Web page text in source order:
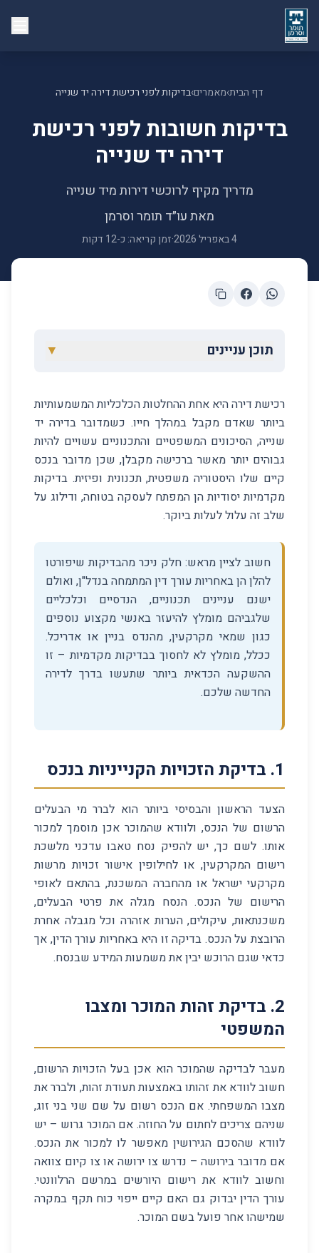
דף הבית›מאמרים›בדיקות לפני רכישת דירה יד שנייה
בדיקות חשובות לפני רכישת
דירה יד שנייה
מדריך מקיף לרוכשי דירות מיד שנייה
מאתעו״ד תומר וסרמן
4 באפריל 2026 ·זמן קריאה: כ-12 דקות
תוכן עניינים ▼
רכישת דירה היא אחת ההחלטות הכלכליות המשמעותיות
ביותר שאדם מקבל במהלך חייו. כשמדובר בדירה יד
שנייה, הסיכונים המשפטיים והתכנוניים עשויים להיות
גבוהים יותר מאשר ברכישה מקבלן, שכן מדובר בנכס
קיים שלו היסטוריה משפטית, תכנונית ופיזית. בדיקות
מקדמיות יסודיות הן המפתח לעסקה בטוחה, ודילוג על
שלב זה עלול לעלות ביוקר.
חשוב לציין מראש: חלק ניכר מהבדיקות שיפורטו
להלן הן באחריות עורך דין המתמחה בנדל"ן, ואולם
ישנם עניינים תכנוניים, הנדסיים וכלכליים
שלגביהם מומלץ להיעזר באנשי מקצוע נוספים
כגון שמאי מקרקעין, מהנדס בניין או אדריכל.
ככלל, מומלץ לא לחסוך בבדיקות מקדמיות – זו
ההשקעה הכדאית ביותר שתעשו בדרך לדירה
החדשה שלכם.
1
. בדיקת הזכויות הקנייניות בנכס
הצעד הראשון והבסיסי ביותר הוא לברר מי הבעלים
הרשום של הנכס, ולוודא שהמוכר אכן מוסמך למכור
אותו. לשם כך, יש להפיק נסח טאבו עדכני מלשכת
רישום המקרקעין, או לחילופין אישור זכויות מרשות
מקרקעי ישראל או מהחברה המשכנת, בהתאם לאופי
הרישום של הנכס. הנסח מגלה את פרטי הבעלים,
משכנתאות, עיקולים, הערות אזהרה וכל מגבלה אחרת
הרובצת על הנכס. בדיקה זו היא באחריות עורך הדין, אך
כדאי שגם הרוכש יבין את משמעות המידע שבנסח.
2
. בדיקת זהות המוכר ומצבו
המשפטי
מעבר לבדיקה שהמוכר הוא אכן בעל הזכויות הרשום,
חשוב לוודא את זהותו באמצעות תעודת זהות, ולברר את
מצבו המשפחתי. אם הנכס רשום על שם שני בני זוג,
שניהם צריכים לחתום על החוזה. אם המוכר גרוש – יש
לוודא שהסכם הגירושין מאפשר לו למכור את הנכס.
אם מדובר בירושה – נדרש צו ירושה או צו קיום צוואה
וחשוב לוודא את רישום היורשים במרשם הרלוונטי.
עורך הדין יבדוק גם האם קיים ייפוי כוח תקף במקרה
שמישהו אחר פועל בשם המוכר.